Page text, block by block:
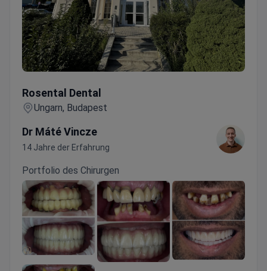
Rosental Dental
Ungarn, Budapest
Dr Máté Vincze
14 Jahre der Erfahrung
Portfolio des Chirurgen